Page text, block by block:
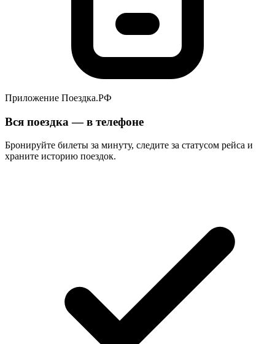
Приложение Поездка.РФ
Вся поездка — в телефоне
Бронируйте билеты за минуту, следите за статусом рейса и
храните историю поездок.